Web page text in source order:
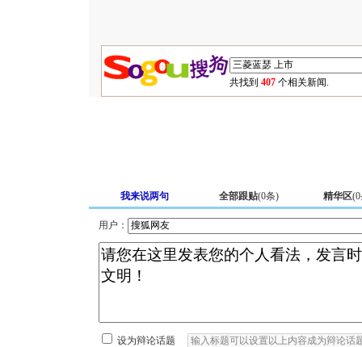
共找到 407 个相关新闻.
我来说两句 全部跟贴(0条) 精华区(0
用户：
设为辩论话题